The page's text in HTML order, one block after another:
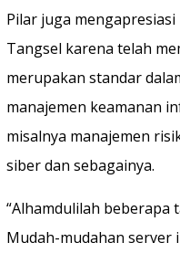
Pilar juga
Tangsel karena telah
merupakan standar
manajemen keamanan
misalnya manajemen
siber dan sebagainya.
“Alhamdulilah beberapa
Mudah-mudahan server